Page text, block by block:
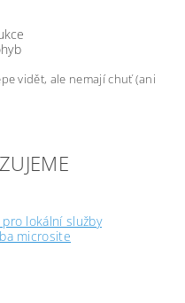
vidět, ale nemají chuť (ani
lokální služby
microsite